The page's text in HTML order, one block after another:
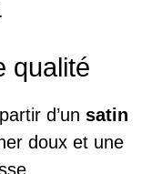
qualité
d’un satin
doux et une